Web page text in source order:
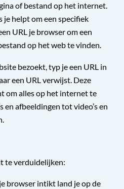
of bestand op het internet.
je helpt om een specifiek
URL je browser om een
op het web te vinden.
bezoekt, typ je een URL in
een URL verwijst. Deze
om alles op het internet te
en afbeeldingen tot video’s en
te verduidelijken:
browser intikt land je op de